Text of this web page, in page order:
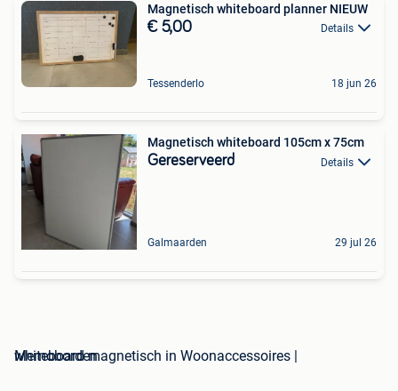
Magnetisch whiteboard planner NIEUW
€ 5,00 Details
Tessenderlo 18 jun 26
Magnetisch whiteboard 105cm x 75cm
Gereserveerd Details
Galmaarden 29 jul 26
whiteboard magnetisch in Woonaccessoires | Memoborden